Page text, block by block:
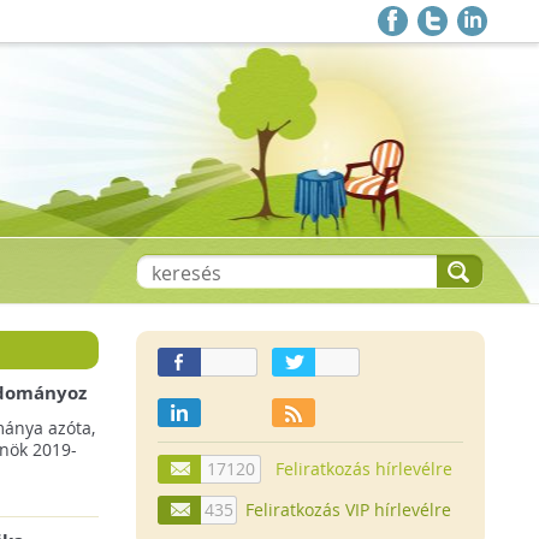
azóta,
2019-
17120
Feliratkozás hírlevélre
435
Feliratkozás VIP hírlevélre